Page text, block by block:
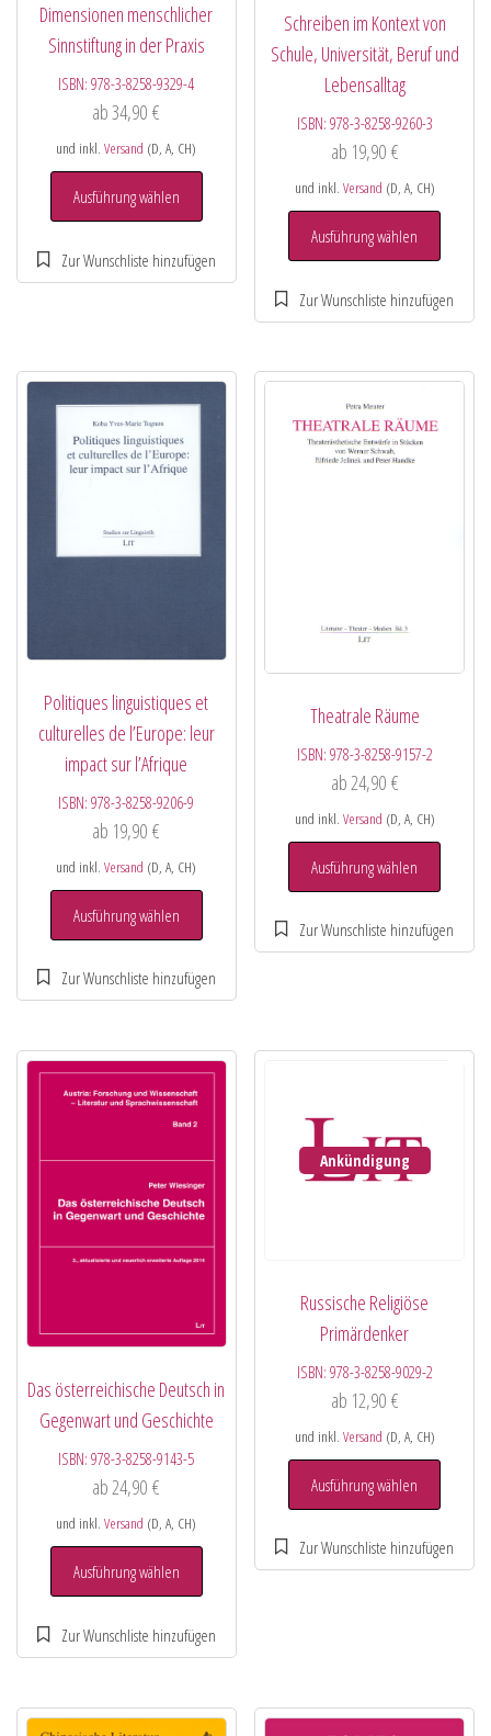
Dimensionen menschlicher
Sinnstiftung in der Praxis
ISBN:978-3-8258-9329-4
ab34,90€
und inkl.Versand (D, A, CH)
Ausführung wählen
Schreiben im Kontext von
Schule, Universität, Beruf und
Lebensalltag
ISBN: 978-3-8258-9260-3
ab 19,90 €
und inkl. Versand (D, A, CH)
Ausführung wählen
Politiques linguistiques et
culturelles de l’Europe: leur
impact sur l’Afrique
ISBN:978-3-8258-9206-9
ab 19,90€
und inkl.Versand (D, A, CH)
Ausführung wählen
Theatrale Räume
ISBN: 978-3-8258-9157-2
ab 24,90 €
und inkl. Versand (D, A, CH)
Ausführung wählen
Das österreichische Deutsch in
Gegenwart und Geschichte
ISBN:978-3-8258-9143-5
ab24,90€
und inkl.Versand (D, A, CH)
Ausführung wählen
Ankündigung
Russische Religiöse
Primärdenker
ISBN: 978-3-8258-9029-2
ab 12,90 €
und inkl. Versand (D, A, CH)
Ausführung wählen